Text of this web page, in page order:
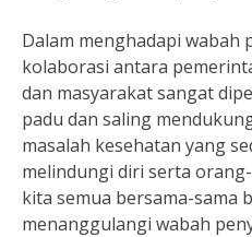
Dalam menghadapi wabah
kolaborasi antara
dan masyarakat sangat
padu dan saling
masalah kesehatan yang
melindungi diri serta
kita semua bersama-sama
menanggulangi wabah